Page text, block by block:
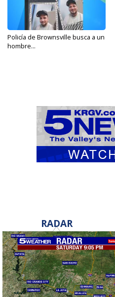
Policía de Brownsville busca a un
hombre...
RADAR